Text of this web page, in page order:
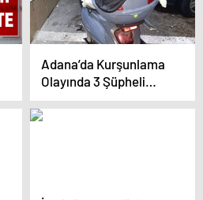
Adana’da Kurşunlama
Olayında 3 Şüpheli
Yakalandı